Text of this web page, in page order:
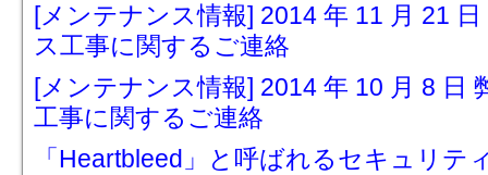
[メンテナンス情報] 2014 年 11 月 21
ス工事に関するご連絡
[メンテナンス情報] 2014 年 10 月 8 日
工事に関するご連絡
「Heartbleed」と呼ばれるセキュリテ